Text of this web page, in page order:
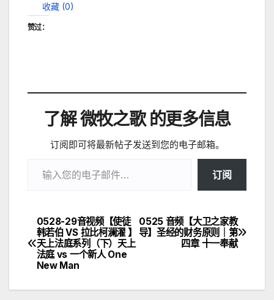
收藏 (0)
赞过：
了解 微牧之歌 的更多信息
订阅即可将最新帖子发送到您的电子邮箱。
订阅
文
章
0525 音频【大卫之家教
导】圣经的财务原则｜第
四章 十一奉献
0528-29音视频【使徒
韩若伯 VS 拉比柯澜濯 】
天上法庭系列（下）天上
法庭 vs 一个新人 One
New Man